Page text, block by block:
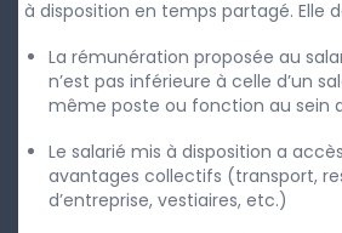
à disposition en temps partagé. Elle
La rémunération proposée au
n’est pas inférieure à celle d’un
même poste ou fonction au sein
Le salarié mis à disposition a
avantages collectifs (transport,
d’entreprise, vestiaires, etc.)